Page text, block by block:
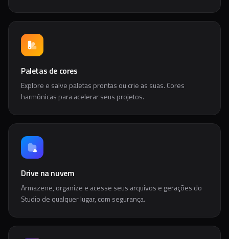
Paletas de cores
Explore e salve paletas prontas ou crie as suas. Cores
harmônicas para acelerar seus projetos.
Drive na nuvem
Armazene, organize e acesse seus arquivos e gerações do
Studio de qualquer lugar, com segurança.